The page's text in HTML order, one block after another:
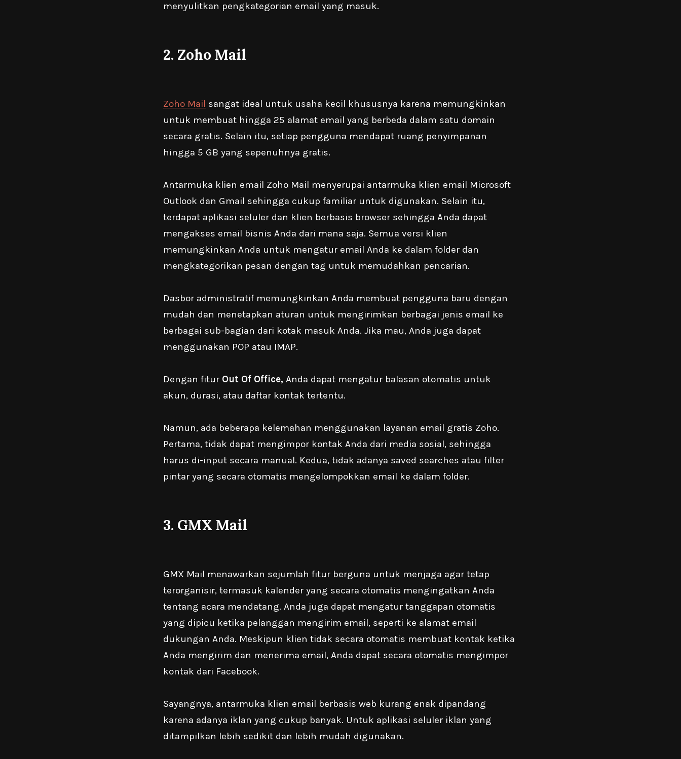
menyulitkan pengkategorian email yang masuk.
2. Zoho Mail
Zoho Mail sangat ideal untuk usaha kecil khususnya karena memungkinkan
untuk membuat hingga 25 alamat email yang berbeda dalam satu domain
secara gratis. Selain itu, setiap pengguna mendapat ruang penyimpanan
hingga 5 GB yang sepenuhnya gratis.
Antarmuka klien email Zoho Mail menyerupai antarmuka klien email Microsoft
Outlook dan Gmail sehingga cukup familiar untuk digunakan. Selain itu,
terdapat aplikasi seluler dan klien berbasis browser sehingga Anda dapat
mengakses email bisnis Anda dari mana saja. Semua versi klien
memungkinkan Anda untuk mengatur email Anda ke dalam folder dan
mengkategorikan pesan dengan tag untuk memudahkan pencarian.
Dasbor administratif memungkinkan Anda membuat pengguna baru dengan
mudah dan menetapkan aturan untuk mengirimkan berbagai jenis email ke
berbagai sub-bagian dari kotak masuk Anda. Jika mau, Anda juga dapat
menggunakan POP atau IMAP.
Dengan fitur Out Of Office, Anda dapat mengatur balasan otomatis untuk
akun, durasi, atau daftar kontak tertentu.
Namun, ada beberapa kelemahan menggunakan layanan email gratis Zoho.
Pertama, tidak dapat mengimpor kontak Anda dari media sosial, sehingga
harus di-input secara manual. Kedua, tidak adanya saved searches atau filter
pintar yang secara otomatis mengelompokkan email ke dalam folder.
3. GMX Mail
GMX Mail menawarkan sejumlah fitur berguna untuk menjaga agar tetap
terorganisir, termasuk kalender yang secara otomatis mengingatkan Anda
tentang acara mendatang. Anda juga dapat mengatur tanggapan otomatis
yang dipicu ketika pelanggan mengirim email, seperti ke alamat email
dukungan Anda. Meskipun klien tidak secara otomatis membuat kontak ketika
Anda mengirim dan menerima email, Anda dapat secara otomatis mengimpor
kontak dari Facebook.
Sayangnya, antarmuka klien email berbasis web kurang enak dipandang
karena adanya iklan yang cukup banyak. Untuk aplikasi seluler iklan yang
ditampilkan lebih sedikit dan lebih mudah digunakan.